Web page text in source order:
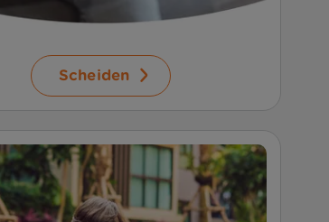
Scheiden